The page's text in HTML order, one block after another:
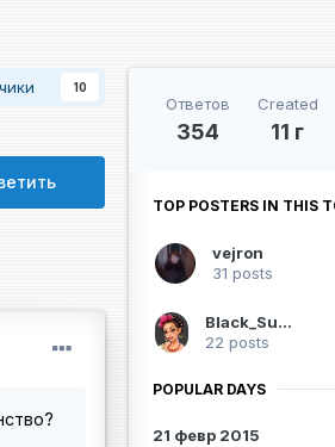
10
Ответов
354
Created
11 г
TOP POSTERS IN THIS
vejron
31 posts
Black_Sunrise
22 posts
POPULAR DAYS
21 февр 2015